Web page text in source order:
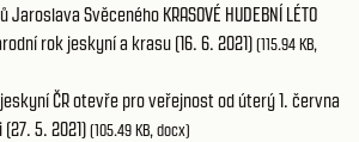
Svěceného KRASOVÉ HUDEBNÍ LÉTO
rok jeskyní a krasu (16. 6. 2021)(115.94 KB,
ČR otevře pro veřejnost od úterý 1. června
5. 2021)(105.49 KB, docx)